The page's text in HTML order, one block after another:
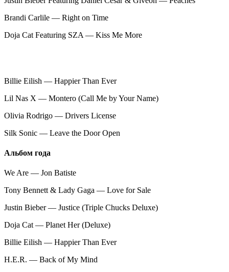
Brandi Carlile — Right on Time
Doja Cat Featuring SZA — Kiss Me More
Billie Eilish — Happier Than Ever
Lil Nas X — Montero (Call Me by Your Name)
Olivia Rodrigo — Drivers License
Silk Sonic — Leave the Door Open
Альбом года
We Are — Jon Batiste
Tony Bennett & Lady Gaga — Love for Sale
Justin Bieber — Justice (Triple Chucks Deluxe)
Doja Cat — Planet Her (Deluxe)
Billie Eilish — Happier Than Ever
H.E.R. — Back of My Mind